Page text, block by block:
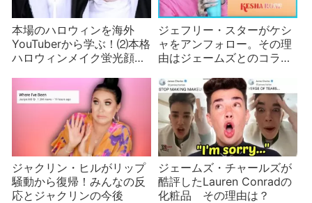
本場のハロウィンを海外
YouTuberから学ぶ！⑵本格
ハロウィンメイク蛍光顔料
ジェフリー・スターがケシ
ャをアンフォロー。その理
由はジェームズとのコラボ
ジャクリン・ヒルがリップ
騒動から復帰！みんなの反
応とジャクリンの今後
ジェームズ・チャールズが
酷評したLauren Conradの
化粧品 その理由は？